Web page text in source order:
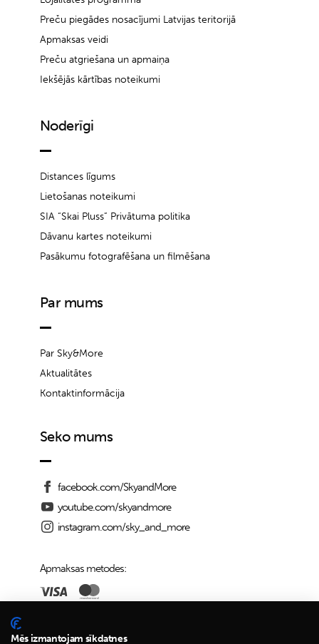
Preču piegādes nosacījumi Latvijas teritorijā
Apmaksas veidi
Preču atgriešana un apmaiņa
Iekšējās kārtības noteikumi
Noderīgi
Distances līgums
Lietošanas noteikumi
SIA “Skai Pluss” Privātuma politika
Dāvanu kartes noteikumi
Pasākumu fotografēšana un filmēšana
Par mums
Par Sky&More
Aktualitātes
Kontaktinformācija
Seko mums
facebook.com/SkyandMore
youtube.com/skyandmore
instagram.com/sky_and_more
Apmaksas metodes:
Piegādes iespējas:
Mēs izmantojam sīkdatnes